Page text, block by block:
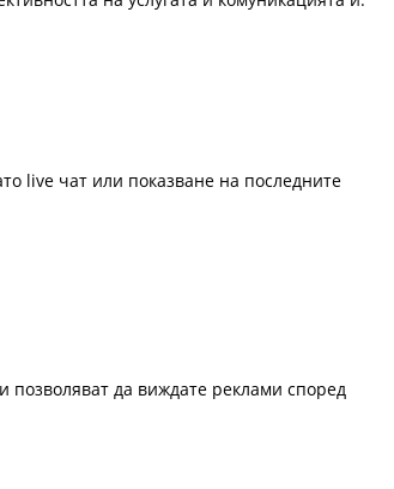
live чат или показване на последните
позволяват да виждате реклами според